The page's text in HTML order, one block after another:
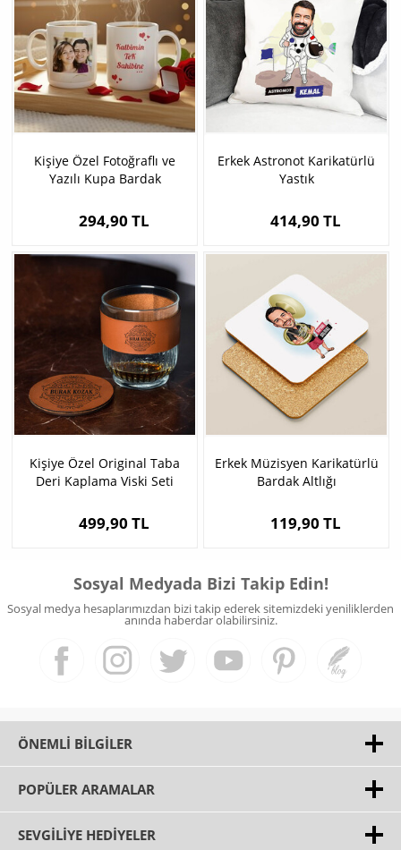
Kişiye Özel Fotoğraflı ve
Yazılı Kupa Bardak
294,90 TL
Erkek Astronot Karikatürlü
Yastık
414,90 TL
Kişiye Özel Original Taba
Deri Kaplama Viski Seti
499,90 TL
Erkek Müzisyen Karikatürlü
Bardak Altlığı
119,90 TL
Sosyal Medyada Bizi Takip Edin!
Sosyal medya hesaplarımızdan bizi takip ederek sitemizdeki yeniliklerden
anında haberdar olabilirsiniz.
ÖNEMLI BILGILER
POPÜLER ARAMALAR
SEVGILIYE HEDIYELER